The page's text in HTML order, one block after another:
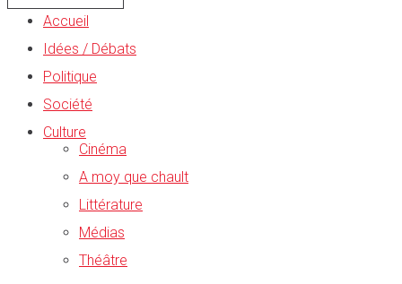
Accueil
Idées / Débats
Politique
Société
Culture
Cinéma
A moy que chault
Littérature
Médias
Théâtre